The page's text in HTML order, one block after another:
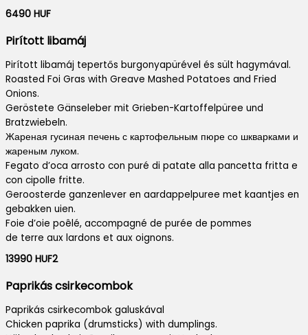
6490 HUF
Pirított libamáj
Pirított libamáj tepertős burgonyapürével és sült hagymával.
Roasted Foi Gras with Greave Mashed Potatoes and Fried
Onions.
Geröstete Gänseleber mit Grieben-Kartoffelpüree und
Bratzwiebeln.
Жареная гусиная печень с картофельным пюре со шкварками и
жареным луком.
Fegato d’oca arrosto con puré di patate alla pancetta fritta e
con cipolle fritte.
Geroosterde ganzenlever en aardappelpuree met kaantjes en
gebakken uien.
Foie d’oie poêlé, accompagné de purée de pommes
de terre aux lardons et aux oignons.
13990 HUF2
Paprikás csirkecombok
Paprikás csirkecombok galuskával
Chicken paprika (drumsticks) with dumplings.